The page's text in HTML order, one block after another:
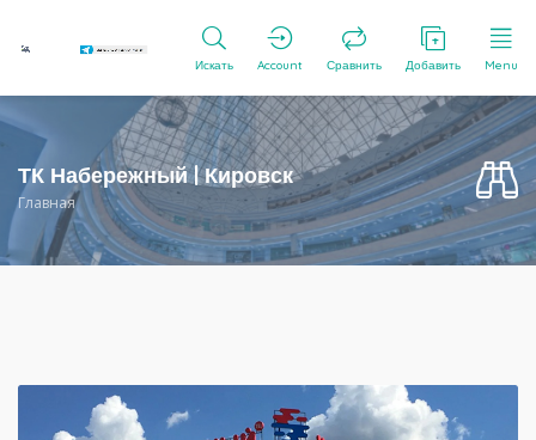
Искать Account Сравнить Добавить Menu
ТК Набережный | Кировск
Главная